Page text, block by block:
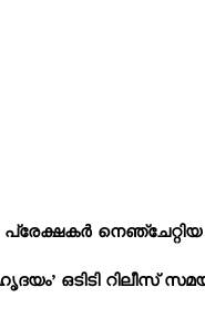
ഒടിടി റിലീസ്